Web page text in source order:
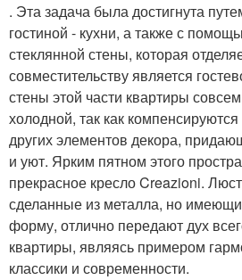
. Эта задача была достигнута
гостиной - кухни, а также с
стеклянной стены, которая
совместительству является
стены этой части квартиры
холодной, так как
других элементов декора,
и уют. Ярким пятном этого
прекрасное кресло Creazioni.
сделанные из металла, но
форму, отлично передают дух
квартиры, являясь примером
классики и современности.